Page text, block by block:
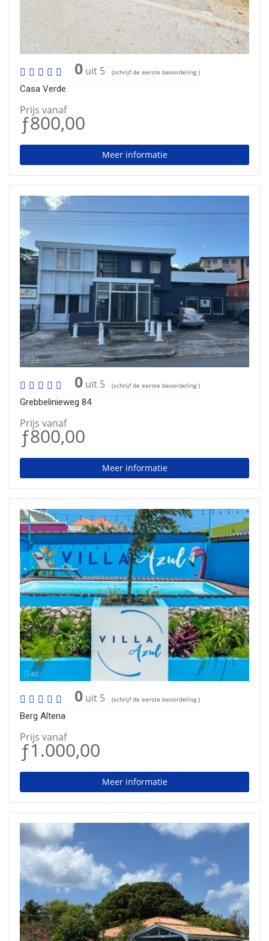
13
0 uit 5 (schrijf de eerste beoordeling )
Casa Verde
Prijs vanaf
ƒ800,00
Meer informatie
23
0 uit 5 (schrijf de eerste beoordeling )
Grebbelinieweg 84
Prijs vanaf
ƒ800,00
Meer informatie
48
0 uit 5 (schrijf de eerste beoordeling )
Berg Altena
Prijs vanaf
ƒ1.000,00
Meer informatie